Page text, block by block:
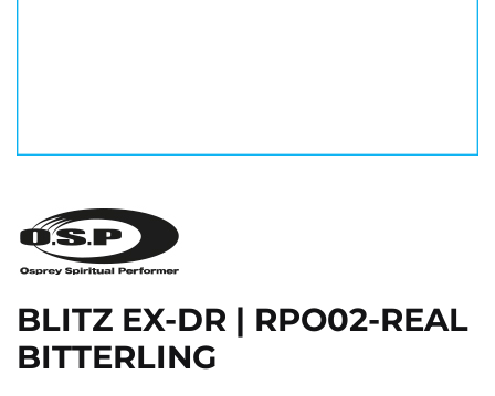
BLITZ EX-DR | RPO02-REAL
BITTERLING